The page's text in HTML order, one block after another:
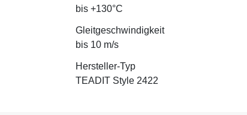
bis +130°C
Gleitgeschwindigkeit
bis 10 m/s
Hersteller-Typ
TEADIT Style 2422